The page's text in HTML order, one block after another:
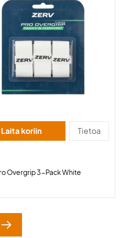
Laita koriin Tietoa
Overgrip 3-Pack White